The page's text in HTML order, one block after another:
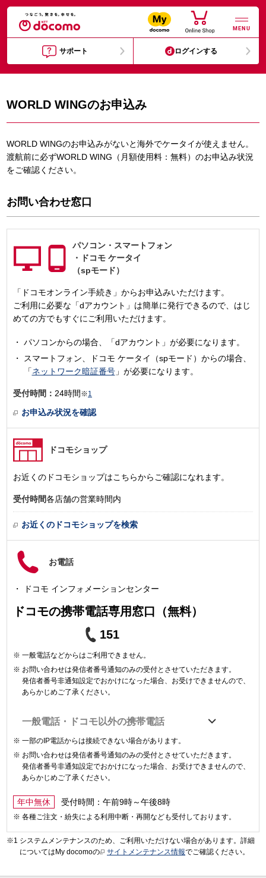
MENU
サポート ログインする
WORLD WINGのお申込み
WORLD WINGのお申込みがないと海外でケータイが使えません。
渡航前に必ずWORLD WING（月額使用料：無料）のお申込み状況
をご確認ください。
お問い合わせ窓口
パソコン・ スマートフォン
・
ドコモ ケータイ
（spモード）
「ドコモオンライン手続き」からお申込みいただけます。
ご利用に必要な「dアカウント」は簡単に発行できるので、はじ
めての方でもすぐにご利用いただけます。
パソコンからの場合、「dアカウント」が必要になります。
スマートフォン、ドコモ ケータイ（spモード）からの場合、
「ネットワーク暗証番号」が必要になります。
受付時間： 24時間 ※1
お申込み状況を確認
ドコモショップ
お近くのドコモショップはこちらからご確認になれます。
受付時間各店舗の営業時間内
お近くのドコモショップを検索
お電話
ドコモ インフォメーションセンター
ドコモの携帯電話専用窓口（無料）
151
一般電話などからはご利用できません。
お問い合わせは発信者番号通知のみの受付とさせていただきます。
発信者番号非通知設定でおかけになった場合、お受けできませんので、
あらかじめご了承ください。
一般電話・ドコモ以外の携帯電話
一部のIP電話からは接続できない場合があります。
お問い合わせは発信者番号通知のみの受付とさせていただきます。
発信者番号非通知設定でおかけになった場合、お受けできませんので、
あらかじめご了承ください。
年中無休 受付時間：午前9時～午後8時
各種ご注文・紛失による利用中断・再開なども受付しております。
システムメンテナンスのため、ご利用いただけない場合があります。詳細
についてはMy docomoの
サイトメンテナンス情報でご確認ください。